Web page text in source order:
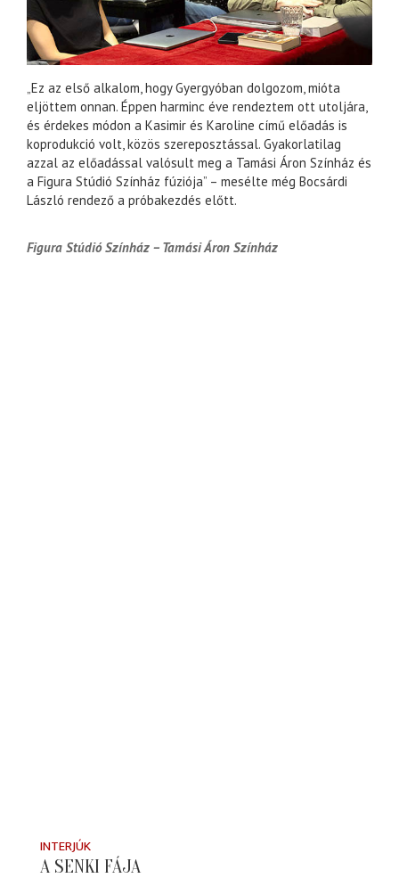
„Ez az első alkalom, hogy Gyergyóban dolgozom, mióta
eljöttem onnan. Éppen harminc éve rendeztem ott utoljára,
és érdekes módon a Kasimir és Karoline című előadás is
koprodukció volt, közös szereposztással. Gyakorlatilag
azzal az előadással valósult meg a Tamási Áron Színház és
a Figura Stúdió Színház fúziója” – mesélte még Bocsárdi
László rendező a próbakezdés előtt.
Figura Stúdió Színház – Tamási Áron Színház
INTERJÚK
A SENKI FÁJA